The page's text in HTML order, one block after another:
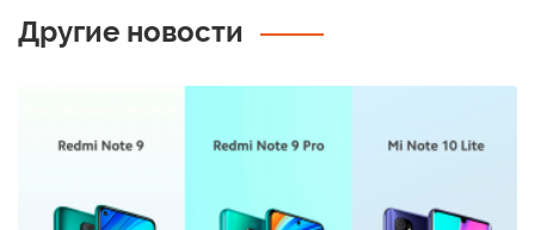
Другие новости